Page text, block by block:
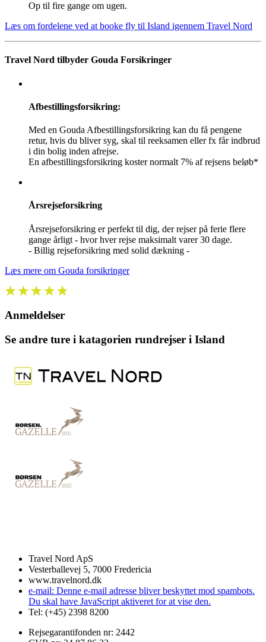
Op til fire gange om ugen.
Læs om fordelene ved at booke fly til Island igennem Travel Nord
Travel Nord tilbyder Gouda Forsikringer
Afbestillingsforsikring:
Med en Gouda Afbestillingsforsikring kan du få pengene
retur, hvis du bliver syg, skal til reeksamen eller fx får indbrud
i din bolig inden afrejse.
En afbestillingsforsikring koster normalt 7% af rejsens beløb*
Årsrejseforsikring
Årsrejseforsikring er perfekt til dig, der rejser på ferie flere
gange årligt - hvor hver rejse maksimalt varer 30 dage.
- Billig rejseforsikring med solid dækning -
Læs mere om Gouda forsikringer
Anmeldelser
Se andre ture i katagorien rundrejser i Island
Travel Nord ApS
Vesterballevej 5, 7000 Fredericia
www.travelnord.dk
e-mail: Denne e-mail adresse bliver beskyttet mod spambots.
Du skal have JavaScript aktiveret for at vise den.
Tel: (+45) 2398 8200
Rejsegarantifonden nr: 2442